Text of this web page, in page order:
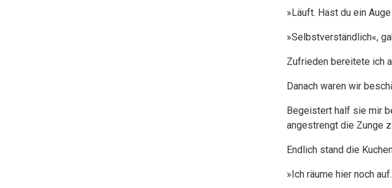
»Läuft. Hast du ein
»Selbstverständlich«,
Zufrieden bereitete ich
Danach waren wir
Begeistert half sie mir
angestrengt die Zunge
Endlich stand die
»Ich räume hier noch